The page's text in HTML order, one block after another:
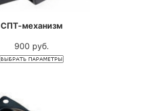
СПТ-механизм
900 руб.